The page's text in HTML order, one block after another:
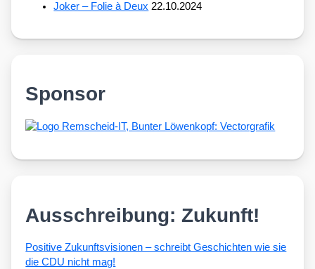
Joker – Folie à Deux 22.10.2024
Sponsor
Ausschreibung: Zukunft!
Posi­ti­ve Zukunfts­vi­sio­nen – schreibt Geschich­ten wie sie
die CDU nicht mag!